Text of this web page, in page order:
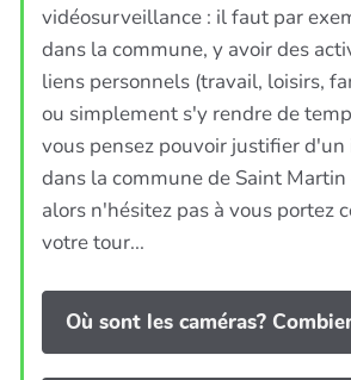
vidéosurveillance : il faut par
dans la commune, y avoir des
liens personnels (travail, loisirs,
ou simplement s'y rendre de
vous pensez pouvoir justifier
dans la commune de Saint Martin
alors n'hésitez pas à vous portez
votre tour...
Où sont les caméras?